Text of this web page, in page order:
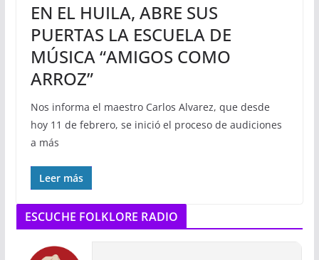
EN EL HUILA, ABRE SUS
PUERTAS LA ESCUELA DE
MÚSICA “AMIGOS COMO
ARROZ”
Nos informa el maestro Carlos Alvarez, que desde
hoy 11 de febrero, se inició el proceso de audiciones
a más
Leer más
ESCUCHE FOLKLORE RADIO